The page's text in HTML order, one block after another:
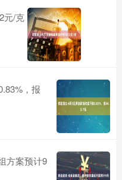
元/克
，报
方案预计9